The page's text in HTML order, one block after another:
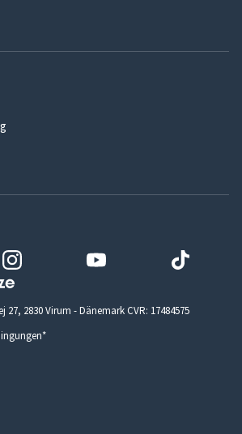
27, 2830 Virum - Dänemark CVR: 17484575